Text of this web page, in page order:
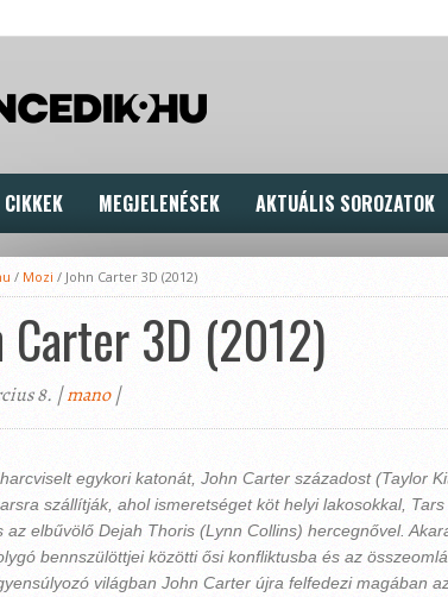
CIKKEK MEGJELENÉSEK AKTUÁLIS SOROZATOK
/ Mozi / John Carter 3D (2012)
Carter 3D (2012)
8. |mano|
egykori katonát, John Carter századost (Taylor
szállítják, ahol ismeretséget köt helyi lakosokkal, Tars
az elbűvölő Dejah Thoris (Lynn Collins) hercegnővel.
bennszülöttjei közötti ősi konfliktusba és az
világban John Carter újra felfedezi magában